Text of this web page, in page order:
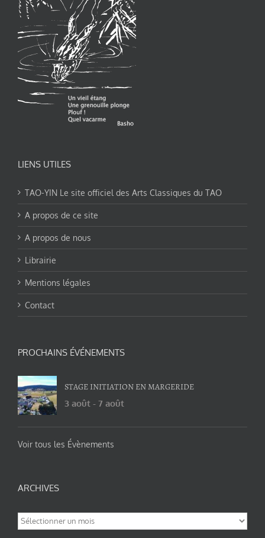
LIENS UTILES
TAO-YIN Le site officiel des Arts Classiques du TAO
A propos de ce site
A propos de nous
Librairie
Mentions légales
Contact
PROCHAINS ÉVÉNEMENTS
STAGE INITIATION EN MARGERIDE
3 août - 7 août
Voir tous les Évènements
ARCHIVES
Archives